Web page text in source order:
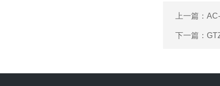
上一篇：
下一篇：